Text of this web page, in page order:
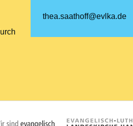
thea.saathoff@evlka.de